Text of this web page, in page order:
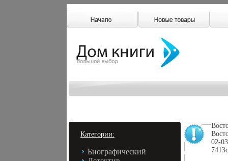
Категории:
Биографический
02-